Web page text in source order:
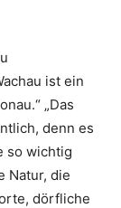
ist ein
„Das
denn es
so wichtig
Natur, die
dörfliche